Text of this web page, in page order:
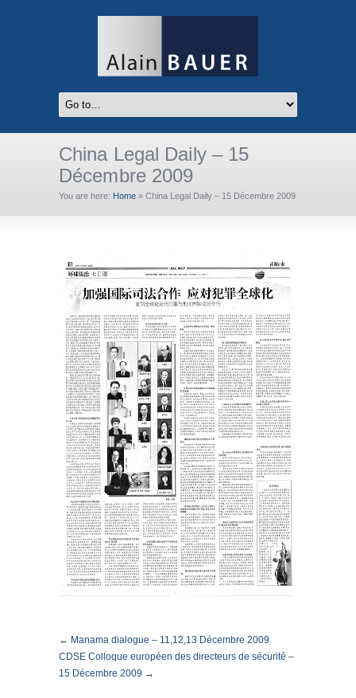
China Legal Daily – 15
Décembre 2009
You are here: Home » China Legal Daily – 15 Décembre 2009
← Manama dialogue – 11,12,13 Décembre 2009
CDSE Colloque européen des directeurs de sécurité –
15 Décembre 2009 →